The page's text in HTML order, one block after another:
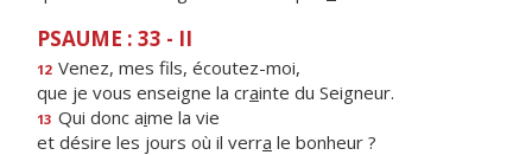
PSAUME : 33 - II
12 Venez, mes fls, écoutez-moi,
que je vous enseigne la crainte du Seigneur.
13 Qui donc aime la vie
et désire les jours où il verra le bonheur ?